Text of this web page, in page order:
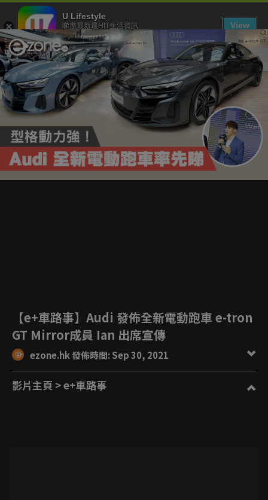
下載 U Lifestyle App
【e+車路事】Audi 發佈全新電動跑車 e-tron
GT Mirror成員 Ian 出席宣傳
ezone.hk 發佈時間: Sep 30, 2021
影片主頁 > e+車路事
U Lifestyle
睇盡最新最HIT生活資訊
FREE - In Google Play
View